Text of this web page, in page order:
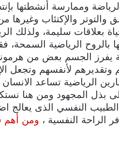
وممارسة أنشطتها
والتوتر والإكتئاب وغيرها
بعلاقات سليمة، ولذلك
الرياضية السمحة،
يفرز الجسم بعض من
وتقديرهم لأنفسهم وتجعل
الرياضية تساعد
بذل المجهود ومن هنا
الطبيب النفسي الذى
الراحة النفسية ، ومن أهم